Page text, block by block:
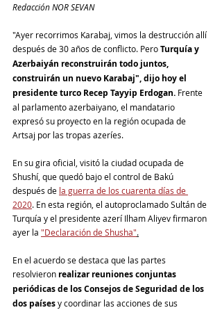
Redacción NOR SEVAN
"Ayer recorrimos Karabaj, vimos la destrucción allí
después de 30 años de conflicto. Pero Turquía y
Azerbaiyán reconstruirán todo juntos,
construirán un nuevo Karabaj", dijo hoy el
presidente turco Recep Tayyip Erdogan. Frente
al parlamento azerbaiyano, el mandatario
expresó su proyecto en la región ocupada de
Artsaj por las tropas azeríes.
En su gira oficial, visitó la ciudad ocupada de
Shushí, que quedó bajo el control de Bakú
después de la guerra de los cuarenta días de
2020. En esta región, el autoproclamado Sultán de
Turquía y el presidente azerí Ilham Aliyev firmaron
ayer la "Declaración de Shusha".
En el acuerdo se destaca que las partes
resolvieron realizar reuniones conjuntas
periódicas de los Consejos de Seguridad de los
dos países y coordinar las acciones de sus